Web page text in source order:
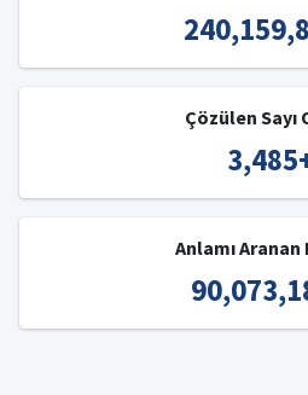
Çözülen Sayı
3,485
Anlamı